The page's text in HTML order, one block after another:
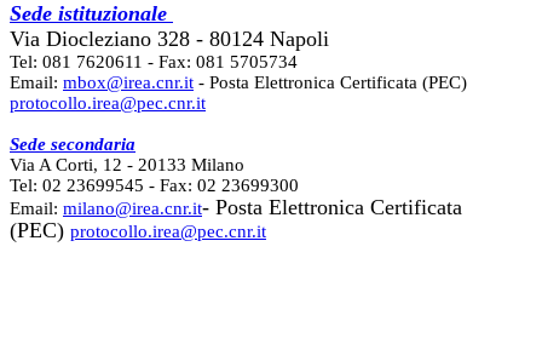
Sede istituzionale
Via Diocleziano 328 - 80124 Napoli
Tel: 081 7620611 - Fax: 081 5705734
Email: mbox@irea.cnr.it - Posta Elettronica Certificata (PEC)
protocollo.irea@pec.cnr.it
Sede secondaria
Via A Corti, 12 - 20133 Milano
Tel: 02 23699545 - Fax: 02 23699300
Email: milano@irea.cnr.it- Posta Elettronica Certificata
(PEC) protocollo.irea@pec.cnr.it